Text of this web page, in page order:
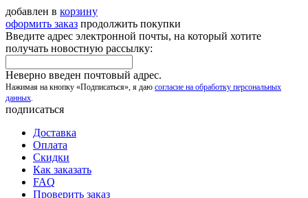
добавлен в корзину
оформить заказ продолжить покупки
Введите адрес электронной почты, на который хотите
получать новостную рассылку:
Неверно введен почтовый адрес.
Нажимая на кнопку «Подписаться», я даю согласие на обработку персональных
данных.
подписаться
Доставка
Оплата
Скидки
Как заказать
FAQ
Проверить заказ